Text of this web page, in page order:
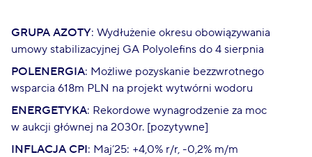
GRUPA AZOTY: Wydłużenie okresu obowiązywania
umowy stabilizacyjnej GA Polyolefins do 4 sierpnia
POLENERGIA: Możliwe pozyskanie bezzwrotnego
wsparcia 618m PLN na projekt wytwórni wodoru
ENERGETYKA: Rekordowe wynagrodzenie za moc
w aukcji głównej na 2030r. [pozytywne]
INFLACJA CPI: Maj’25: +4,0% r/r, -0,2% m/m